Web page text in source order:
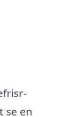
se en